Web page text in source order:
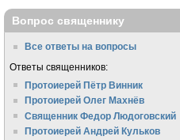
Вопрос священнику
Все ответы на вопросы
Ответы священников:
Протоиерей Пётр Винник
Протоиерей Олег Махнёв
Священник Федор Людоговский
Протоиерей Андрей Кульков